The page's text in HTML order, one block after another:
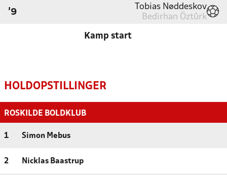
'9
Tobias Nøddeskov
Bedirhan Öztûrk
Kamp start
HOLDOPSTILLINGER
ROSKILDE BOLDKLUB
1 Simon Mebus
2 Nicklas Baastrup